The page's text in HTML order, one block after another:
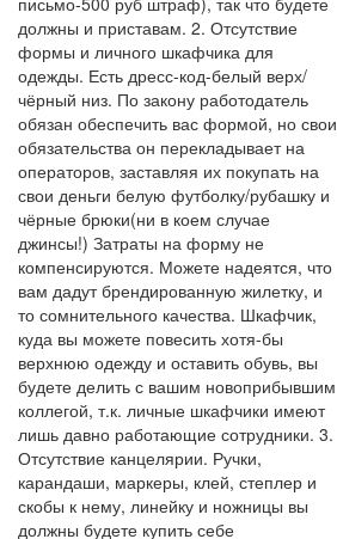
должны и приставам. 2. Отсутствие
формы и личного шкафчика для
одежды. Есть дресс-код-белый верх/
чёрный низ. По закону работодатель
обязан обеспечить вас формой, но свои
обязательства он перекладывает на
операторов, заставляя их покупать на
свои деньги белую футболку/рубашку и
чёрные брюки(ни в коем случае
джинсы!) Затраты на форму не
компенсируются. Можете надеятся, что
вам дадут брендированную жилетку, и
то сомнительного качества. Шкафчик,
куда вы можете повесить хотя-бы
верхнюю одежду и оставить обувь, вы
будете делить с вашим новоприбывшим
коллегой, т.к. личные шкафчики имеют
лишь давно работающие сотрудники. 3.
Отсутствие канцелярии. Ручки,
карандаши, маркеры, клей, степлер и
скобы к нему, линейку и ножницы вы
должны будете купить себе